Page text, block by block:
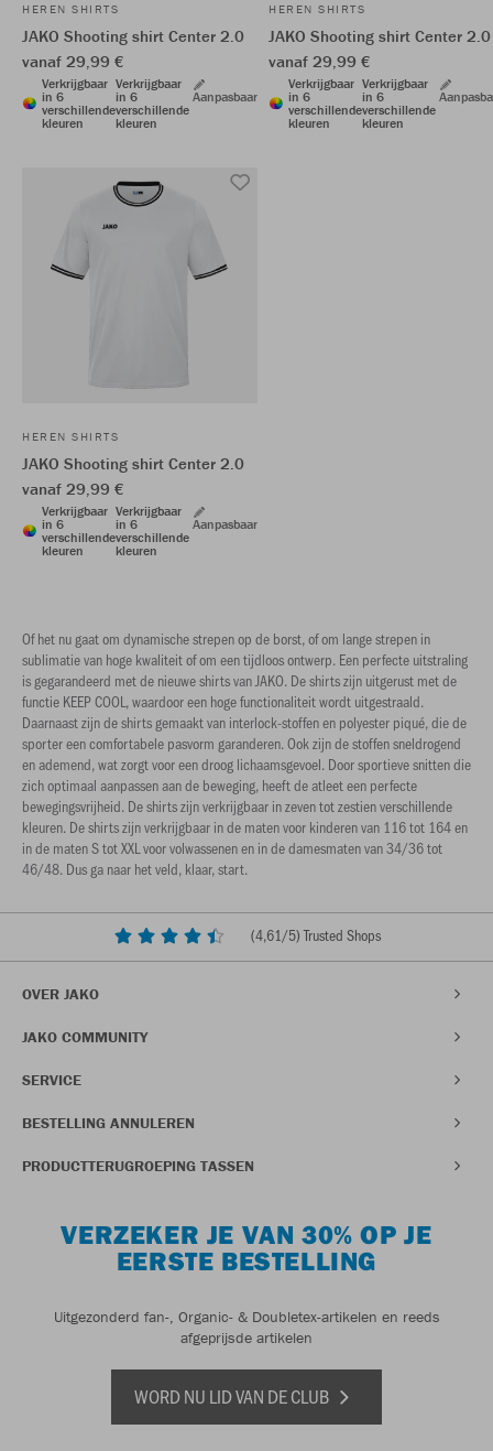
HEREN SHIRTS
JAKO Shooting shirt Center 2.0
vanaf 29,99 €
Verkrijgbaar
in 6
verschillende
kleuren
Verkrijgbaar
in 6
verschillende
kleuren
Aanpasbaar
HEREN SHIRTS
JAKO Shooting shirt Center 2.0
vanaf 29,99 €
Verkrijgbaar
in 6
verschillende
kleuren
Verkrijgbaar
in 6
verschillende
kleuren
HEREN SHIRTS
JAKO Shooting shirt Center 2.0
vanaf 29,99 €
Verkrijgbaar
in 6
verschillende
kleuren
Verkrijgbaar
in 6
verschillende
kleuren
Aanpasbaar
Of het nu gaat om dynamische strepen op de borst, of om lange strepen in
sublimatie van hoge kwaliteit of om een tijdloos ontwerp. Een perfecte uitstraling
is gegarandeerd met de nieuwe shirts van JAKO. De shirts zijn uitgerust met de
functie KEEP COOL, waardoor een hoge functionaliteit wordt uitgestraald.
Daarnaast zijn de shirts gemaakt van interlock-stoffen en polyester piqué, die de
sporter een comfortabele pasvorm garanderen. Ook zijn de stoffen sneldrogend
en ademend, wat zorgt voor een droog lichaamsgevoel. Door sportieve snitten die
zich optimaal aanpassen aan de beweging, heeft de atleet een perfecte
bewegingsvrijheid. De shirts zijn verkrijgbaar in zeven tot zestien verschillende
kleuren. De shirts zijn verkrijgbaar in de maten voor kinderen van 116 tot 164 en
in de maten S tot XXL voor volwassenen en in de damesmaten van 34/36 tot
46/48. Dus ga naar het veld, klaar, start.
(4,61/5) Trusted Shops
OVER JAKO
JAKO COMMUNITY
SERVICE
BESTELLING ANNULEREN
PRODUCTTERUGROEPING TASSEN
VERZEKER JE VAN 30% OP JE
EERSTE BESTELLING
Uitgezonderd fan-, Organic- & Doubletex-artikelen en reeds
afgeprijsde artikelen
WORD NU LID VAN DE CLUB